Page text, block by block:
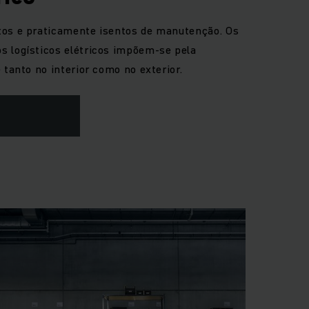
e praticamente isentos de manutenção. Os
logísticos elétricos impõem-se pela
no interior como no exterior.